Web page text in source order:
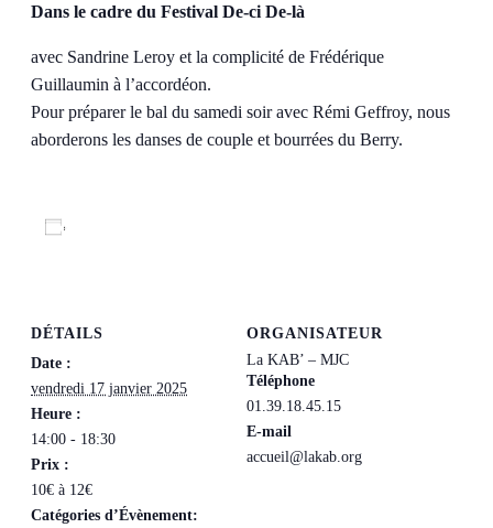
Dans le cadre du Festival De-ci De-là
avec Sandrine Leroy et la complicité de Frédérique
Guillaumin à l’accordéon.
Pour préparer le bal du samedi soir avec Rémi Geffroy, nous
aborderons les danses de couple et bourrées du Berry.
DÉTAILS
Date :
vendredi 17 janvier 2025
Heure :
14:00 - 18:30
Prix :
10€ à 12€
Catégories d’Évènement:
ORGANISATEUR
La KAB’ – MJC
Téléphone
01.39.18.45.15
E-mail
accueil@lakab.org